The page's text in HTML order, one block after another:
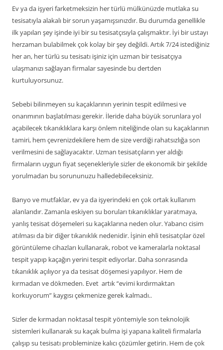
Ev ya da işyeri farketmeksizin her türlü mülkünüzde mutlaka su
tesisatıyla alakalı bir sorun yaşamışsınızdır. Bu durumda genellikle
ilk yapılan şey işinde iyi bir su tesisatçısıyla çalışmaktır. İyi bir ustayı
herzaman bulabilmek çok kolay bir şey değildi. Artık 7/24 istediğiniz
her an, her türlü su tesisatı işiniz için uzman bir tesisatçıya
ulaşmanızı sağlayan firmalar sayesinde bu dertden
kurtuluyorsunuz.
Sebebi bilinmeyen su kaçaklarının yerinin tespit edilmesi ve
onarımının başlatılması gerekir. İleride daha büyük sorunlara yol
açabilecek tıkanıklıklara karşı önlem niteliğinde olan su kaçaklarının
tamiri, hem çevrenizdekilere hem de size verdiği rahatsızlığa son
verilmesini de sağlayacaktır. Uzman tesisatçıların yer aldığı
firmaların uygun fiyat seçenekleriyle sizler de ekonomik bir şekilde
yorulmadan bu sorununuzu halledebileceksiniz.
Banyo ve mutfaklar, ev ya da işyerindeki en çok ortak kullanım
alanlarıdır. Zamanla eskiyen su boruları tıkanıklıklar yaratmaya,
yanlış tesisat döşemeleri su kaçaklarına neden olur. Yabancı cisim
atılması da bir diğer tıkanıklık nedenidir. İşinin ehli tesisatçılar özel
görüntüleme cihazları kullanarak, robot ve kameralarla noktasal
tespit yapıp kaçağın yerini tespit ediyorlar. Daha sonrasında
tıkanıklık açılıyor ya da tesisat döşemesi yapılıyor. Hem de
kırmadan ve dökmeden. Evet artık “evimi kırdırmaktan
korkuyorum” kaygısı çekmenize gerek kalmadı..
Sizler de kırmadan noktasal tespit yöntemiyle son teknolojik
sistemleri kullanarak su kaçak bulma işi yapana kaliteli firmalarla
çalışıp su tesisatı probleminize kalıcı çözümler getirin. Hem de çok